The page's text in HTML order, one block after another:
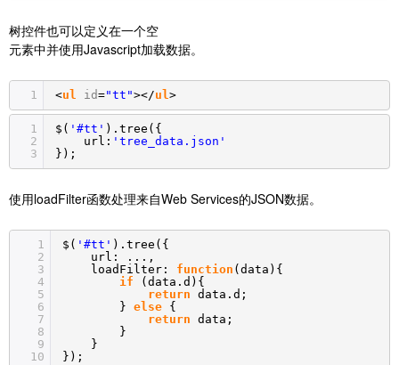
树控件也可以定义在一个空
元素中并使用Javascript加载数据。
1 <ul id="tt"></ul >
1
2
3
$( '#tt' ).tree({
url: 'tree_data.json'
});
使用loadFilter函数处理来自Web Services的JSON数据。
1
2
3
4
5
6
7
8
9
10
$( '#tt' ).tree({
url: ...,
loadFilter: function (data){
if
(data.d){
return data.d;
} else {
return data;
}
}
});